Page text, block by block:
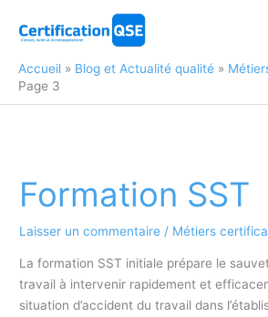
Accueil Blog et Actualité qualité
Page 3
Formation SST
Laisser un commentaire / Métiers
La formation SST initiale prépare le
travail à intervenir rapidement et
situation d’accident du travail dans